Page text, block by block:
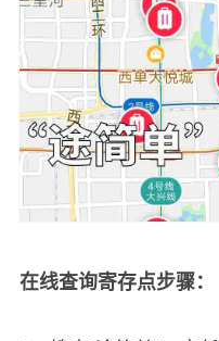
在线查询寄存点步骤：